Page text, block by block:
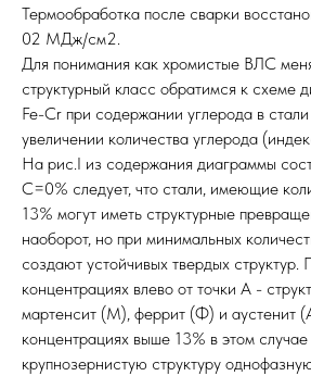
Термообработка после сварки
02 МДж/см2.
Для понимания как хромистые ВЛС
структурный класс обратимся к схеме
Fe-Cr при содержании углерода в
увеличении количества углерода
На рис.I из содержания диаграммы
С=0% следует, что стали, имеющие
13% могут иметь структурные
наоборот, но при минимальных
создают устойчивых твердых структур.
концентрациях влево от точки А -
мартенсит (М), феррит (Ф) и аустенит
концентрациях выше 13% в этом
крупнозернистую структуру